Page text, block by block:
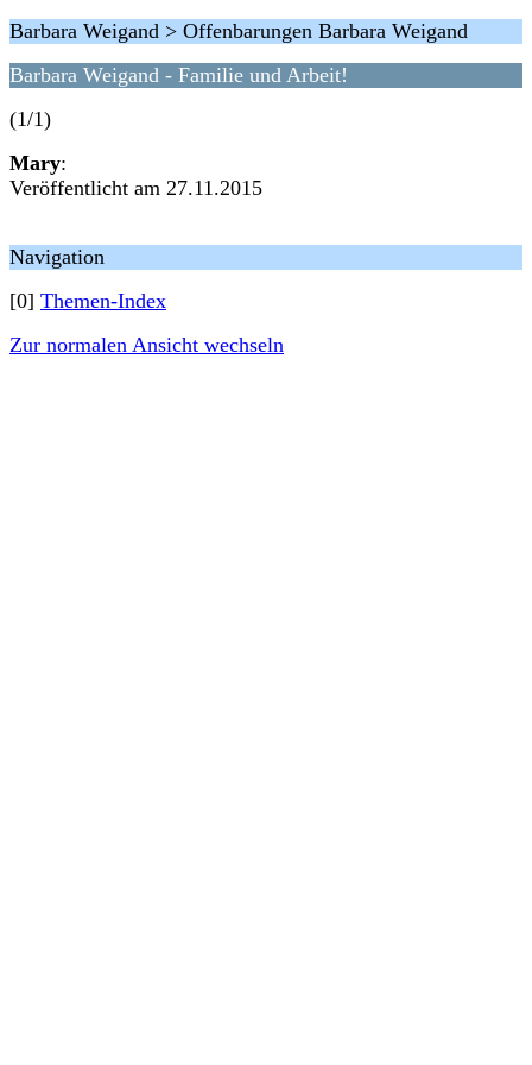
Barbara Weigand > Offenbarungen Barbara Weigand
Barbara Weigand - Familie und Arbeit!
(1/1)
Mary:
Veröffentlicht am 27.11.2015
Navigation
[0] Themen-Index
Zur normalen Ansicht wechseln